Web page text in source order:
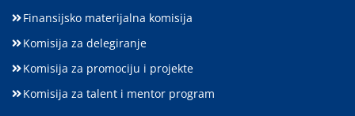
Finansijsko materijalna komisija
Komisija za delegiranje
Komisija za promociju i projekte
Komisija za talent i mentor program